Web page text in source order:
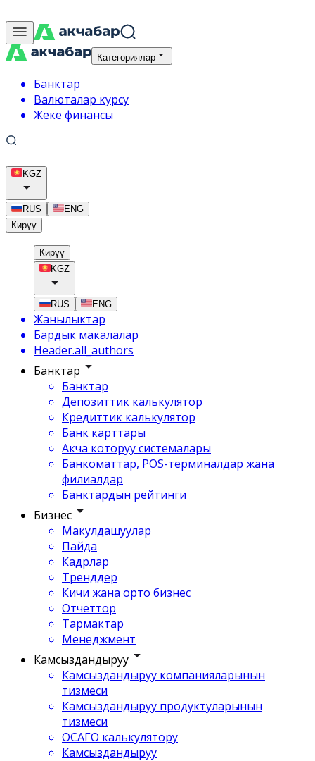
Категориялар
Банктар
Валюталар курсу
Жеке финансы
KGZ
RUS
ENG
Кирүү
Кирүү
KGZ
RUS ENG
Жанылыктар
Бардык макалалар
Header.all_authors
Банктар
Банктар
Депозиттик калькулятор
Кредиттик калькулятор
Банк карттары
Акча которуу системалары
Банкоматтар, POS-терминалдар жана
филиалдар
Банктардын рейтинги
Бизнес
Макулдашуулар
Пайда
Кадрлар
Тренддер
Кичи жана орто бизнес
Отчеттор
Тармактар
Менеджмент
Камсыздандыруу
Камсыздандыруу компанияларынын
тизмеси
Камсыздандыруу продуктуларынын
тизмеси
ОСАГО калькулятору
Камсыздандыруу